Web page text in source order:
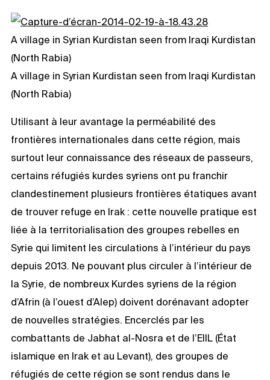
A village in Syrian Kurdistan seen from Iraqi Kurdistan
(North Rabia)
A village in Syrian Kurdistan seen from Iraqi Kurdistan
(North Rabia)
Utilisant à leur avantage la perméabilité des
frontières internationales dans cette région, mais
surtout leur connaissance des réseaux de passeurs,
certains réfugiés kurdes syriens ont pu franchir
clandestinement plusieurs frontières étatiques avant
de trouver refuge en Irak : cette nouvelle pratique est
liée à la territorialisation des groupes rebelles en
Syrie qui limitent les circulations à l’intérieur du pays
depuis 2013. Ne pouvant plus circuler à l’intérieur de
la Syrie, de nombreux Kurdes syriens de la région
d’Afrin (à l’ouest d’Alep) doivent dorénavant adopter
de nouvelles stratégies. Encerclés par les
combattants de Jabhat al-Nosra et de l’EIIL (État
islamique en Irak et au Levant), des groupes de
réfugiés de cette région se sont rendus dans le